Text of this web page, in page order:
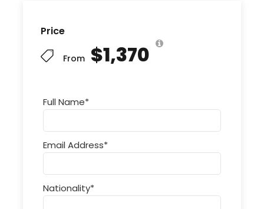
Price
From $1,370
Full Name*
Email Address*
Nationality*